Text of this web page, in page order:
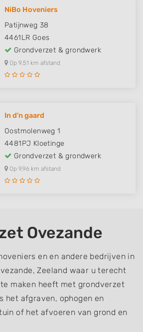
NiBo Hoveniers
Patijnweg 38
4461LR Goes
Grondverzet & grondwerk
Op 9,51 km afstand
In d'n gaard
Oostmolenweg 1
4481PJ Kloetinge
Grondverzet & grondwerk
Op 9,96 km afstand
Ovezande
en en andere bedrijven in
Zeeland waar u terecht
maken heeft met grondverzet
het afgraven, ophogen en
of het afvoeren van grond en